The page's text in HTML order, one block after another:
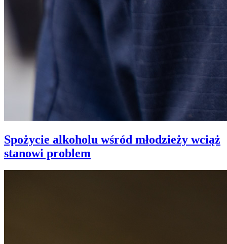
Spożycie alkoholu wśród młodzieży wciąż
stanowi problem